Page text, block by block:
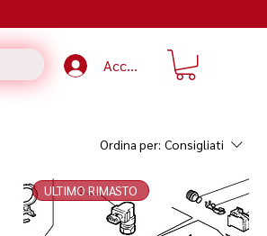
Accedi
Ordina per: Consigliati
ULTIMO RIMASTO